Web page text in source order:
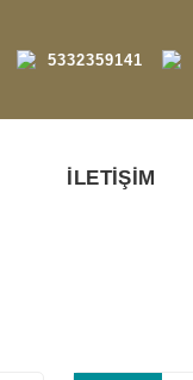
5332359141
İLETİŞİM